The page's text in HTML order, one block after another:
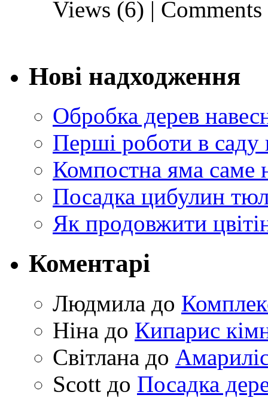
Views (6) |
Нові надходження
Обробка дерев
Перші роботи в саду
Компостна яма саме
Посадка цибулин
Як продовжити
Коментарі
Людмила до
Ніна до Кипарис
Світлана до
Scott до Посадка